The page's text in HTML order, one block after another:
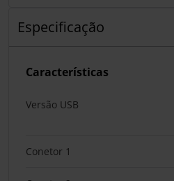
Especificação
Características
Versão USB
Conetor 1